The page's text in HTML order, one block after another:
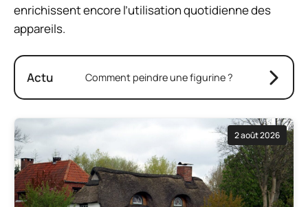
enrichissent encore l’utilisation quotidienne des
appareils.
Actu Comment peindre une figurine ?
2 août 2026